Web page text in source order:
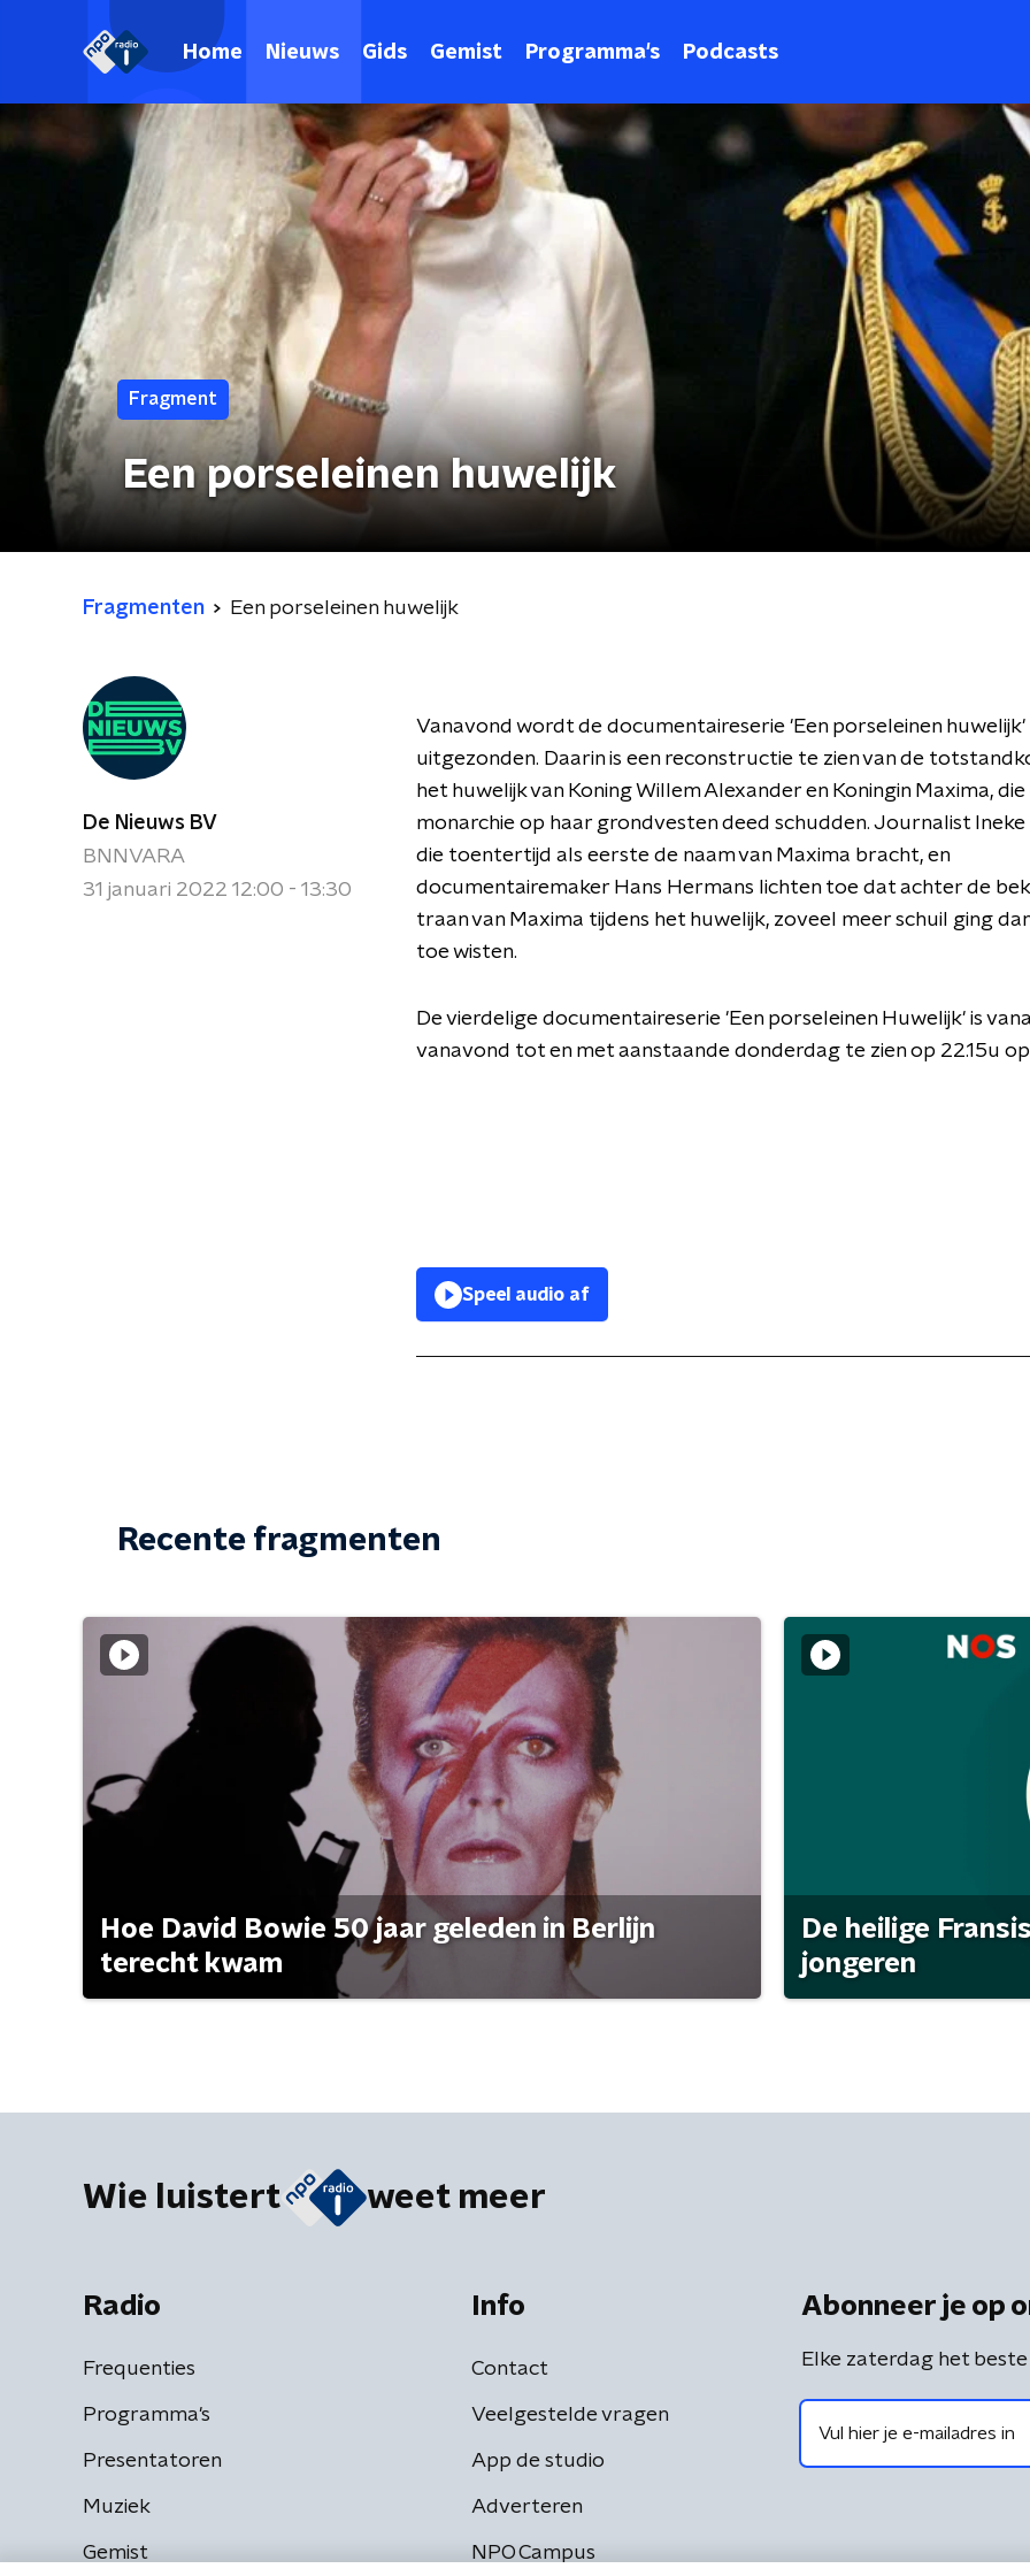
Home Nieuws Gids Gemist Programma's Podcasts
Fragment
Een porseleinen huwelijk
Fragmenten Een porseleinen huwelijk
De Nieuws BV
BNNVARA
31 januari 2022 12:00 - 13:30
Vanavond wordt de documentaireserie 'Een porseleinen huwelijk'
uitgezonden. Daarin is een reconstructie te zien van de
het huwelijk van Koning Willem Alexander en Koningin Maxima, die
monarchie op haar grondvesten deed schudden. Journalist
die toentertijd als eerste de naam van Maxima bracht, en
documentairemaker Hans Hermans lichten toe dat achter de
traan van Maxima tijdens het huwelijk, zoveel meer schuil ging
toe wisten.
De vierdelige documentaireserie 'Een porseleinen Huwelijk' is
vanavond tot en met aanstaande donderdag te zien op 22.15u
Speel audio af
Recente fragmenten
Hoe David Bowie 50 jaar geleden in Berlijn
terecht kwam
De heilige
jongeren
Wie luistert weet meer
Radio
Frequenties
Programma's
Presentatoren
Muziek
Gemist
Info
Contact
Veelgestelde vragen
App de studio
Adverteren
NPO Campus
Abonneer je op
Elke zaterdag het beste